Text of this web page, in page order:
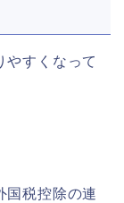
やすくなって
国税控除の連